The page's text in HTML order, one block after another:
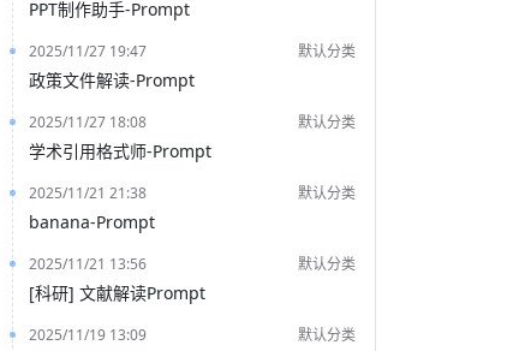
PPT制作助手-Prompt
2025/11/27 19:47 默认分类
政策文件解读-Prompt
2025/11/27 18:08 默认分类
学术引用格式师-Prompt
2025/11/21 21:38 默认分类
banana-Prompt
2025/11/21 13:56 默认分类
[科研] 文献解读Prompt
2025/11/19 13:09 默认分类